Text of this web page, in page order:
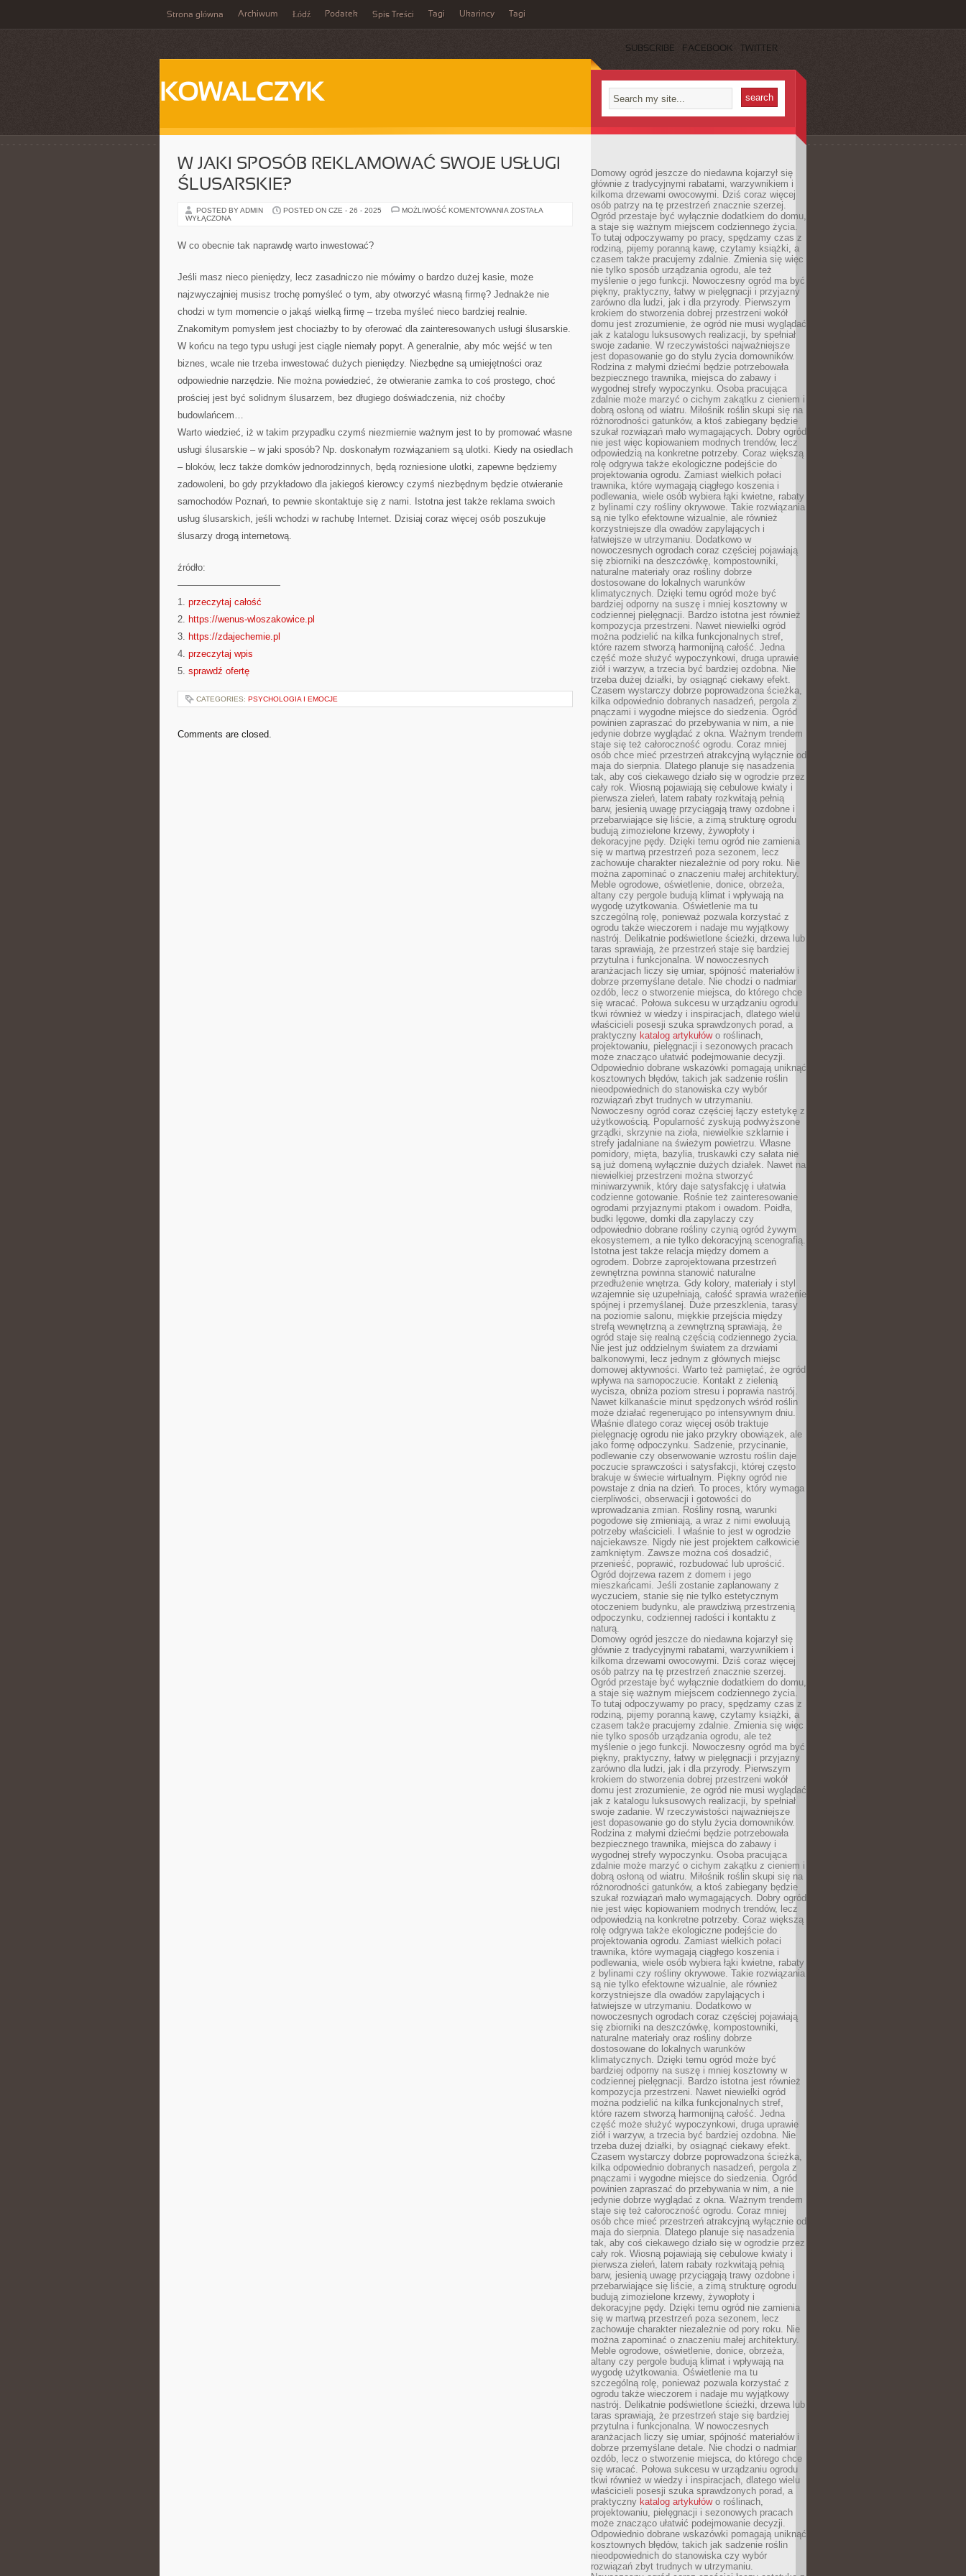
Strona główna Archiwum Łódź Podatek Spis Treści Tagi Ukarincy Tagi
SUBSCRIBE FACEBOOK TWITTER
KOWALCZYK
W JAKI SPOSÓB REKLAMOWAĆ SWOJE USŁUGI
ŚLUSARSKIE?
POSTED BY ADMIN POSTED ON CZE - 26 - 2025 MOŻLIWOŚĆ KOMENTOWANIA W
ZOSTAŁA
WYŁĄCZONA
W co obecnie tak naprawdę warto inwestować?
Jeśli masz nieco pieniędzy, lecz zasadniczo nie mówimy o bardzo dużej kasie, może
najzwyczajniej musisz trochę pomyśleć o tym, aby otworzyć własną firmę? Jednakże nie
chodzi w tym momencie o jakąś wielką firmę – trzeba myśleć nieco bardziej realnie.
Znakomitym pomysłem jest chociażby to by oferować dla zainteresowanych usługi ślusarskie.
W końcu na tego typu usługi jest ciągle niemały popyt. A generalnie, aby móc wejść w ten
biznes, wcale nie trzeba inwestować dużych pieniędzy. Niezbędne są umiejętności oraz
odpowiednie narzędzie. Nie można powiedzieć, że otwieranie zamka to coś prostego, choć
prościej jest być solidnym ślusarzem, bez długiego doświadczenia, niż choćby
budowlańcem…
Warto wiedzieć, iż w takim przypadku czymś niezmiernie ważnym jest to by promować własne
usługi ślusarskie – w jaki sposób? Np. doskonałym rozwiązaniem są ulotki. Kiedy na osiedlach
– bloków, lecz także domków jednorodzinnych, będą rozniesione ulotki, zapewne będziemy
zadowoleni, bo gdy przykładowo dla jakiegoś kierowcy czymś niezbędnym będzie otwieranie
samochodów Poznań, to pewnie skontaktuje się z nami. Istotna jest także reklama swoich
usług ślusarskich, jeśli wchodzi w rachubę Internet. Dzisiaj coraz więcej osób poszukuje
ślusarzy drogą internetową.
źródło:
———————————
1. przeczytaj całość
2. https://wenus-wloszakowice.pl
3. https://zdajechemie.pl
4. przeczytaj wpis
5. sprawdź ofertę
CATEGORIES: PSYCHOLOGIA I EMOCJE
Comments are closed.
Domowy ogród jeszcze do niedawna kojarzył się
głównie z tradycyjnymi rabatami, warzywnikiem i
kilkoma drzewami owocowymi. Dziś coraz więcej
osób patrzy na tę przestrzeń znacznie szerzej.
Ogród przestaje być wyłącznie dodatkiem do domu,
a staje się ważnym miejscem codziennego życia.
To tutaj odpoczywamy po pracy, spędzamy czas z
rodziną, pijemy poranną kawę, czytamy książki, a
czasem także pracujemy zdalnie. Zmienia się więc
nie tylko sposób urządzania ogrodu, ale też
myślenie o jego funkcji. Nowoczesny ogród ma być
piękny, praktyczny, łatwy w pielęgnacji i przyjazny
zarówno dla ludzi, jak i dla przyrody. Pierwszym
krokiem do stworzenia dobrej przestrzeni wokół
domu jest zrozumienie, że ogród nie musi wyglądać
jak z katalogu luksusowych realizacji, by spełniał
swoje zadanie. W rzeczywistości najważniejsze
jest dopasowanie go do stylu życia domowników.
Rodzina z małymi dziećmi będzie potrzebowała
bezpiecznego trawnika, miejsca do zabawy i
wygodnej strefy wypoczynku. Osoba pracująca
zdalnie może marzyć o cichym zakątku z cieniem i
dobrą osłoną od wiatru. Miłośnik roślin skupi się na
różnorodności gatunków, a ktoś zabiegany będzie
szukał rozwiązań mało wymagających. Dobry ogród
nie jest więc kopiowaniem modnych trendów, lecz
odpowiedzią na konkretne potrzeby. Coraz większą
rolę odgrywa także ekologiczne podejście do
projektowania ogrodu. Zamiast wielkich połaci
trawnika, które wymagają ciągłego koszenia i
podlewania, wiele osób wybiera łąki kwietne, rabaty
z bylinami czy rośliny okrywowe. Takie rozwiązania
są nie tylko efektowne wizualnie, ale również
korzystniejsze dla owadów zapylających i
łatwiejsze w utrzymaniu. Dodatkowo w
nowoczesnych ogrodach coraz częściej pojawiają
się zbiorniki na deszczówkę, kompostowniki,
naturalne materiały oraz rośliny dobrze
dostosowane do lokalnych warunków
klimatycznych. Dzięki temu ogród może być
bardziej odporny na suszę i mniej kosztowny w
codziennej pielęgnacji. Bardzo istotna jest również
kompozycja przestrzeni. Nawet niewielki ogród
można podzielić na kilka funkcjonalnych stref,
które razem stworzą harmonijną całość. Jedna
część może służyć wypoczynkowi, druga uprawie
ziół i warzyw, a trzecia być bardziej ozdobna. Nie
trzeba dużej działki, by osiągnąć ciekawy efekt.
Czasem wystarczy dobrze poprowadzona ścieżka,
kilka odpowiednio dobranych nasadzeń, pergola z
pnączami i wygodne miejsce do siedzenia. Ogród
powinien zapraszać do przebywania w nim, a nie
jedynie dobrze wyglądać z okna. Ważnym trendem
staje się też całoroczność ogrodu. Coraz mniej
osób chce mieć przestrzeń atrakcyjną wyłącznie od
maja do sierpnia. Dlatego planuje się nasadzenia
tak, aby coś ciekawego działo się w ogrodzie przez
cały rok. Wiosną pojawiają się cebulowe kwiaty i
pierwsza zieleń, latem rabaty rozkwitają pełnią
barw, jesienią uwagę przyciągają trawy ozdobne i
przebarwiające się liście, a zimą strukturę ogrodu
budują zimozielone krzewy, żywopłoty i
dekoracyjne pędy. Dzięki temu ogród nie zamienia
się w martwą przestrzeń poza sezonem, lecz
zachowuje charakter niezależnie od pory roku. Nie
można zapominać o znaczeniu małej architektury.
Meble ogrodowe, oświetlenie, donice, obrzeża,
altany czy pergole budują klimat i wpływają na
wygodę użytkowania. Oświetlenie ma tu
szczególną rolę, ponieważ pozwala korzystać z
ogrodu także wieczorem i nadaje mu wyjątkowy
nastrój. Delikatnie podświetlone ścieżki, drzewa lub
taras sprawiają, że przestrzeń staje się bardziej
przytulna i funkcjonalna. W nowoczesnych
aranżacjach liczy się umiar, spójność materiałów i
dobrze przemyślane detale. Nie chodzi o nadmiar
ozdób, lecz o stworzenie miejsca, do którego chce
się wracać. Połowa sukcesu w urządzaniu ogrodu
tkwi również w wiedzy i inspiracjach, dlatego wielu
właścicieli posesji szuka sprawdzonych porad, a
praktyczny katalog artykułówo roślinach,
projektowaniu, pielęgnacji i sezonowych pracach
może znacząco ułatwić podejmowanie decyzji.
Odpowiednio dobrane wskazówki pomagają uniknąć
kosztownych błędów, takich jak sadzenie roślin
nieodpowiednich do stanowiska czy wybór
rozwiązań zbyt trudnych w utrzymaniu.
Nowoczesny ogród coraz częściej łączy estetykę z
użytkowością. Popularność zyskują podwyższone
grządki, skrzynie na zioła, niewielkie szklarnie i
strefy jadalniane na świeżym powietrzu. Własne
pomidory, mięta, bazylia, truskawki czy sałata nie
są już domeną wyłącznie dużych działek. Nawet na
niewielkiej przestrzeni można stworzyć
miniwarzywnik, który daje satysfakcję i ułatwia
codzienne gotowanie. Rośnie też zainteresowanie
ogrodami przyjaznymi ptakom i owadom. Poidła,
budki lęgowe, domki dla zapylaczy czy
odpowiednio dobrane rośliny czynią ogród żywym
ekosystemem, a nie tylko dekoracyjną scenografią.
Istotna jest także relacja między domem a
ogrodem. Dobrze zaprojektowana przestrzeń
zewnętrzna powinna stanowić naturalne
przedłużenie wnętrza. Gdy kolory, materiały i styl
wzajemnie się uzupełniają, całość sprawia wrażenie
spójnej i przemyślanej. Duże przeszklenia, tarasy
na poziomie salonu, miękkie przejścia między
strefą wewnętrzną a zewnętrzną sprawiają, że
ogród staje się realną częścią codziennego życia.
Nie jest już oddzielnym światem za drzwiami
balkonowymi, lecz jednym z głównych miejsc
domowej aktywności. Warto też pamiętać, że ogród
wpływa na samopoczucie. Kontakt z zielenią
wycisza, obniża poziom stresu i poprawia nastrój.
Nawet kilkanaście minut spędzonych wśród roślin
może działać regenerująco po intensywnym dniu.
Właśnie dlatego coraz więcej osób traktuje
pielęgnację ogrodu nie jako przykry obowiązek, ale
jako formę odpoczynku. Sadzenie, przycinanie,
podlewanie czy obserwowanie wzrostu roślin daje
poczucie sprawczości i satysfakcji, której często
brakuje w świecie wirtualnym. Piękny ogród nie
powstaje z dnia na dzień. To proces, który wymaga
cierpliwości, obserwacji i gotowości do
wprowadzania zmian. Rośliny rosną, warunki
pogodowe się zmieniają, a wraz z nimi ewoluują
potrzeby właścicieli. I właśnie to jest w ogrodzie
najciekawsze. Nigdy nie jest projektem całkowicie
zamkniętym. Zawsze można coś dosadzić,
przenieść, poprawić, rozbudować lub uprościć.
Ogród dojrzewa razem z domem i jego
mieszkańcami. Jeśli zostanie zaplanowany z
wyczuciem, stanie się nie tylko estetycznym
otoczeniem budynku, ale prawdziwą przestrzenią
odpoczynku, codziennej radości i kontaktu z
naturą.
Domowy ogród jeszcze do niedawna kojarzył się
głównie z tradycyjnymi rabatami, warzywnikiem i
kilkoma drzewami owocowymi. Dziś coraz więcej
osób patrzy na tę przestrzeń znacznie szerzej.
Ogród przestaje być wyłącznie dodatkiem do domu,
a staje się ważnym miejscem codziennego życia.
To tutaj odpoczywamy po pracy, spędzamy czas z
rodziną, pijemy poranną kawę, czytamy książki, a
czasem także pracujemy zdalnie. Zmienia się więc
nie tylko sposób urządzania ogrodu, ale też
myślenie o jego funkcji. Nowoczesny ogród ma być
piękny, praktyczny, łatwy w pielęgnacji i przyjazny
zarówno dla ludzi, jak i dla przyrody. Pierwszym
krokiem do stworzenia dobrej przestrzeni wokół
domu jest zrozumienie, że ogród nie musi wyglądać
jak z katalogu luksusowych realizacji, by spełniał
swoje zadanie. W rzeczywistości najważniejsze
jest dopasowanie go do stylu życia domowników.
Rodzina z małymi dziećmi będzie potrzebowała
bezpiecznego trawnika, miejsca do zabawy i
wygodnej strefy wypoczynku. Osoba pracująca
zdalnie może marzyć o cichym zakątku z cieniem i
dobrą osłoną od wiatru. Miłośnik roślin skupi się na
różnorodności gatunków, a ktoś zabiegany będzie
szukał rozwiązań mało wymagających. Dobry ogród
nie jest więc kopiowaniem modnych trendów, lecz
odpowiedzią na konkretne potrzeby. Coraz większą
rolę odgrywa także ekologiczne podejście do
projektowania ogrodu. Zamiast wielkich połaci
trawnika, które wymagają ciągłego koszenia i
podlewania, wiele osób wybiera łąki kwietne, rabaty
z bylinami czy rośliny okrywowe. Takie rozwiązania
są nie tylko efektowne wizualnie, ale również
korzystniejsze dla owadów zapylających i
łatwiejsze w utrzymaniu. Dodatkowo w
nowoczesnych ogrodach coraz częściej pojawiają
się zbiorniki na deszczówkę, kompostowniki,
naturalne materiały oraz rośliny dobrze
dostosowane do lokalnych warunków
klimatycznych. Dzięki temu ogród może być
bardziej odporny na suszę i mniej kosztowny w
codziennej pielęgnacji. Bardzo istotna jest również
kompozycja przestrzeni. Nawet niewielki ogród
można podzielić na kilka funkcjonalnych stref,
które razem stworzą harmonijną całość. Jedna
część może służyć wypoczynkowi, druga uprawie
ziół i warzyw, a trzecia być bardziej ozdobna. Nie
trzeba dużej działki, by osiągnąć ciekawy efekt.
Czasem wystarczy dobrze poprowadzona ścieżka,
kilka odpowiednio dobranych nasadzeń, pergola z
pnączami i wygodne miejsce do siedzenia. Ogród
powinien zapraszać do przebywania w nim, a nie
jedynie dobrze wyglądać z okna. Ważnym trendem
staje się też całoroczność ogrodu. Coraz mniej
osób chce mieć przestrzeń atrakcyjną wyłącznie od
maja do sierpnia. Dlatego planuje się nasadzenia
tak, aby coś ciekawego działo się w ogrodzie przez
cały rok. Wiosną pojawiają się cebulowe kwiaty i
pierwsza zieleń, latem rabaty rozkwitają pełnią
barw, jesienią uwagę przyciągają trawy ozdobne i
przebarwiające się liście, a zimą strukturę ogrodu
budują zimozielone krzewy, żywopłoty i
dekoracyjne pędy. Dzięki temu ogród nie zamienia
się w martwą przestrzeń poza sezonem, lecz
zachowuje charakter niezależnie od pory roku. Nie
można zapominać o znaczeniu małej architektury.
Meble ogrodowe, oświetlenie, donice, obrzeża,
altany czy pergole budują klimat i wpływają na
wygodę użytkowania. Oświetlenie ma tu
szczególną rolę, ponieważ pozwala korzystać z
ogrodu także wieczorem i nadaje mu wyjątkowy
nastrój. Delikatnie podświetlone ścieżki, drzewa lub
taras sprawiają, że przestrzeń staje się bardziej
przytulna i funkcjonalna. W nowoczesnych
aranżacjach liczy się umiar, spójność materiałów i
dobrze przemyślane detale. Nie chodzi o nadmiar
ozdób, lecz o stworzenie miejsca, do którego chce
się wracać. Połowa sukcesu w urządzaniu ogrodu
tkwi również w wiedzy i inspiracjach, dlatego wielu
właścicieli posesji szuka sprawdzonych porad, a
praktyczny katalog artykułówo roślinach,
projektowaniu, pielęgnacji i sezonowych pracach
może znacząco ułatwić podejmowanie decyzji.
Odpowiednio dobrane wskazówki pomagają uniknąć
kosztownych błędów, takich jak sadzenie roślin
nieodpowiednich do stanowiska czy wybór
rozwiązań zbyt trudnych w utrzymaniu.